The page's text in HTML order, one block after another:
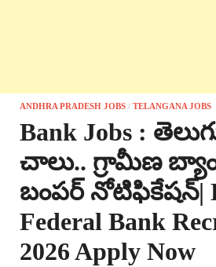
ANDHRA PRADESH JOBS / TELANGANA JOBS
Bank Jobs :
చాలు.. గ్రామీణ
బంపర్ నోటిఫికేషన్|
Federal Bank
2026 Apply Now